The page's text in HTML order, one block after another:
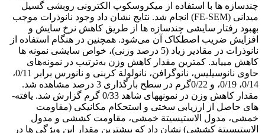
چندسازه ­ها با استفاده از میکروسکوپ الکترونی روبشی گسیل
میدانی (FE-SEM) انجام شد. نتایج نشان داد وجود نانوذرات موجب
بهبود رفتار سایشی چندسازه­ ها از طریق کاهش نرخ سایش و
افزایش ضریب اصطکاک آن می‌شود. همچنین در هنگام استفاده از
نانوذرات در مقادیر زیاد (5 درصد وزنی)، خواص سایشی نمونه ­ها
کاهش می­یابد. کمترین مقدار کاهش وزن به‌ترتیب در نمونه‌های
حاوی نانوسیلیس، نانوگرافن، نانولولة کربنی و نانورس برابر 0/11،
0/14، 0/19، و 0/22گرم در سطح بارگذاری 3 درصد مشاهده شد.
مقدار کاهش وزن در نمونه­های شاهد 0/33 گرم گزارش شد. یافته­
های حاصل از ارزیابی سختی و استحکام مکانیکی (مقاومت
خمشی، مدول الاستیسیتة خمشی، مقاومت کششی و مدول
الاستیسیتة کششی) نشان داد که بیشترین مقدار این ویژگی ­ها در